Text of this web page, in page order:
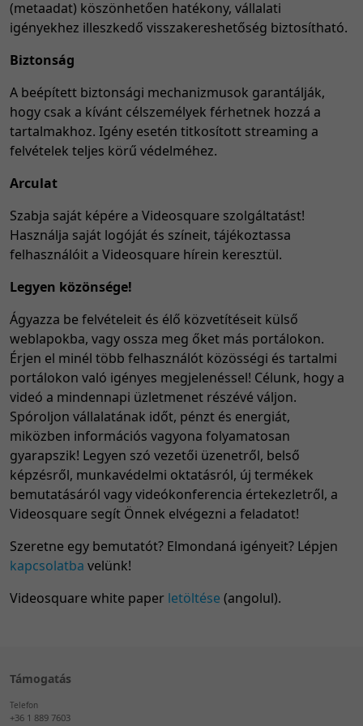
(metaadat) köszönhetően hatékony, vállalati
igényekhez illeszkedő visszakereshetőség biztosítható.
Biztonság
A beépített biztonsági mechanizmusok garantálják,
hogy csak a kívánt célszemélyek férhetnek hozzá a
tartalmakhoz. Igény esetén titkosított streaming a
felvételek teljes körű védelméhez.
Arculat
Szabja saját képére a Videosquare szolgáltatást!
Használja saját logóját és színeit, tájékoztassa
felhasználóit a Videosquare hírein keresztül.
Legyen közönsége!
Ágyazza be felvételeit és élő közvetítéseit külső
weblapokba, vagy ossza meg őket más portálokon.
Érjen el minél több felhasználót közösségi és tartalmi
portálokon való igényes megjelenéssel! Célunk, hogy a
videó a mindennapi üzletmenet részévé váljon.
Spóroljon vállalatának időt, pénzt és energiát,
miközben információs vagyona folyamatosan
gyarapszik! Legyen szó vezetői üzenetről, belső
képzésről, munkavédelmi oktatásról, új termékek
bemutatásáról vagy videókonferencia értekezletről, a
Videosquare segít Önnek elvégezni a feladatot!
Szeretne egy bemutatót? Elmondaná igényeit? Lépjen
kapcsolatba velünk!
Videosquare white paper letöltése (angolul).
Támogatás
Telefon
+36 1 889 7603